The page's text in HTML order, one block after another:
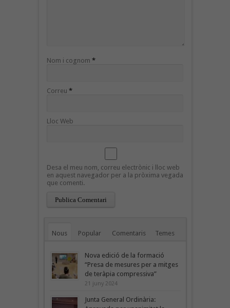
Nom i cognom *
Correu *
Lloc Web
Desa el meu nom, correu electrònic i lloc web
en aquest navegador per a la pròxima vegada
que comenti.
Nous Popular Comentaris Temes
Nova edició de la formació
“Presa de mesures per a mitges
de teràpia compressiva”
21 juny 2024
Junta General Ordinària: